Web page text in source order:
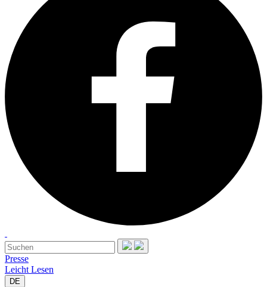
Presse
Leicht Lesen
DE